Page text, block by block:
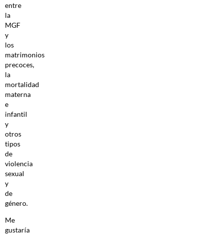
entre
la
MGF
y
los
matrimonios
precoces,
la
mortalidad
materna
e
infantil
y
otros
tipos
de
violencia
sexual
y
de
género.
Me
gustaría